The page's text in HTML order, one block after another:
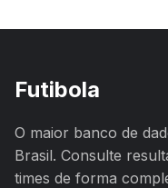
Futibola
O maior banco de
Brasil. Consulte
times de forma